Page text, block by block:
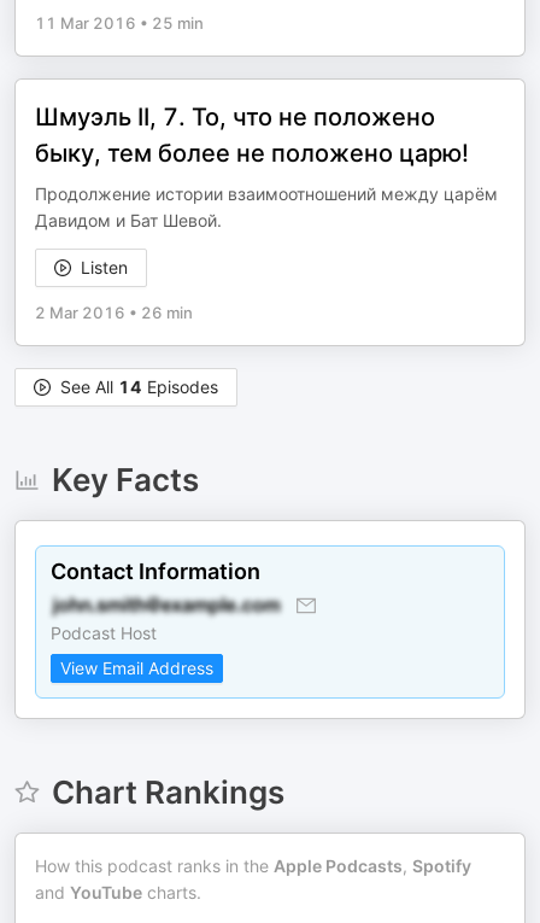
11 Mar 2016 • 25 min
Шмуэль II, 7. То, что не положено
быку, тем более не положено царю!
Продолжение истории взаимоотношений между царём
Давидом и Бат Шевой.
Listen
2 Mar 2016 • 26 min
See All 14 Episodes
Key Facts
Contact Information
Podcast Host
View Email Address
Chart Rankings
How this podcast ranks in the Apple Podcasts, Spotify
and YouTube charts.